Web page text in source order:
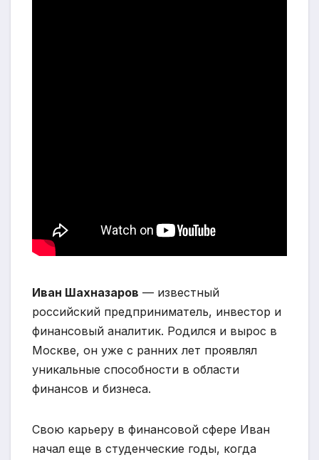
Иван Шахназаров — известный
российский предприниматель, инвестор и
финансовый аналитик. Родился и вырос в
Москве, он уже с ранних лет проявлял
уникальные способности в области
финансов и бизнеса.
Свою карьеру в финансовой сфере Иван
начал еще в студенческие годы, когда